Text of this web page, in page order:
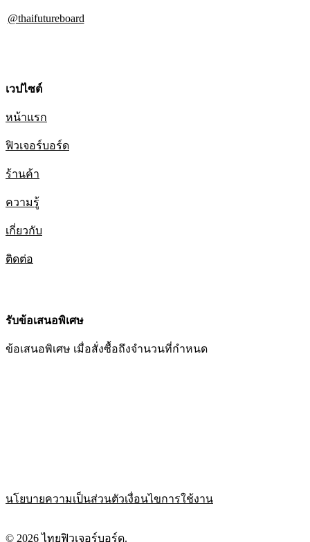
@thaifutureboard
เวปไซต์
หน้าแรก
ฟิวเจอร์บอร์ด
ร้านค้า
ความรู้
เกี่ยวกับ
ติดต่อ
รับข้อเสนอพิเศษ
ข้อเสนอพิเศษ เมื่อสั่งซื้อถึงจำนวนที่กำหนด
© 2026 ไทยฟิวเจอร์บอร์ด.
นโยบายความเป็นส่วนตัวเงื่อนไขการใช้งาน